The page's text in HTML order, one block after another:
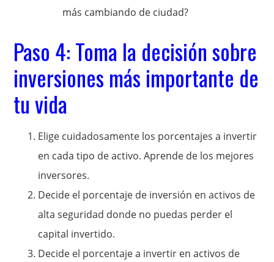
más cambiando de ciudad?
Paso 4: Toma la decisión sobre
inversiones más importante de
tu vida
Elige cuidadosamente los porcentajes a invertir
en cada tipo de activo. Aprende de los mejores
inversores.
Decide el porcentaje de inversión en activos de
alta seguridad donde no puedas perder el
capital invertido.
Decide el porcentaje a invertir en activos de